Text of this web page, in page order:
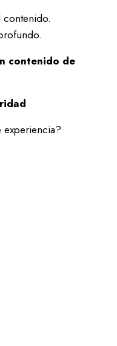
contenido de
experiencia?